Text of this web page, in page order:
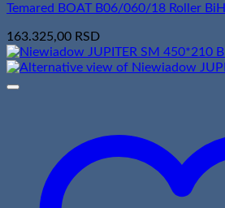
Temared BOAT B06/060/18 Roller BiH
163.325,00 RSD